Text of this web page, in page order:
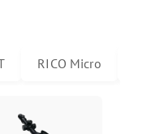
RICO Micro